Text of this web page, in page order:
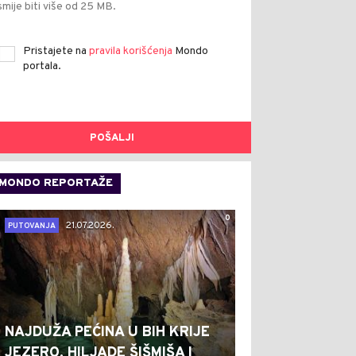
biti više od 25 MB.
Pristajete na pravila korišćenja Mondo
portala.
POŠALJI
MONDO REPORTAŽE
0
PUTOVANJA
21.07.2026.
NAJDUŽA PEĆINA U BIH KRIJE